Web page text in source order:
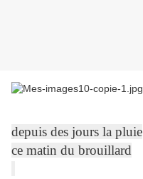
depuis des jours la pluie
ce matin du brouillard